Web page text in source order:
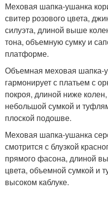
Меховая шапка-ушанка
свитер розового цвета,
силуэта, длиной выше
тона, объемную сумку и
платформе.
Объемная меховая шапка-
гармонирует с платьем с
покроя, длиной ниже
небольшой сумкой и
плоской подошве.
Меховая шапка-ушанка
смотрится с блузкой
прямого фасона, длиной
цвета, объемной сумкой и
высоком каблуке.